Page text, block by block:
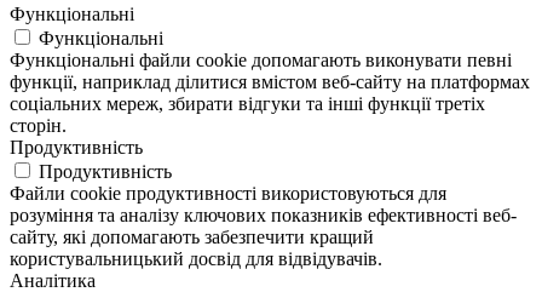
Функціональні
Функціональні
Функціональні файли cookie допомагають виконувати певні
функції, наприклад ділитися вмістом веб-сайту на платформах
соціальних мереж, збирати відгуки та інші функції третіх
сторін.
Продуктивність
Продуктивність
Файли cookie продуктивності використовуються для
розуміння та аналізу ключових показників ефективності веб-
сайту, які допомагають забезпечити кращий
користувальницький досвід для відвідувачів.
Аналітика